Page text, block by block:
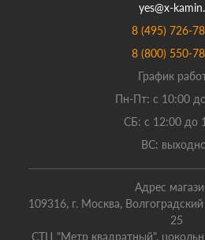
yes@x-
8 (495) 726-
8 (800) 550-
График
Пн-Пт: с 10:00
СБ: с 12:00 до
ВС:
Адрес
109316, г. Москва,
25
СТЦ "Метр квадратный",